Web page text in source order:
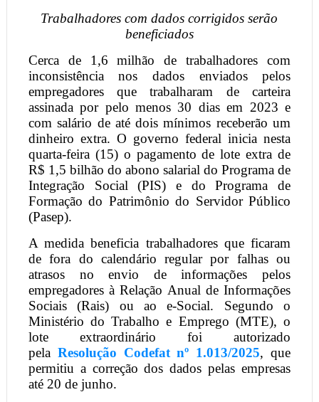
Trabalhadores com dados corrigidos serão
beneficiados
Cerca de 1,6 milhão de trabalhadores com
inconsistência nos dados enviados pelos
empregadores que trabalharam de carteira
assinada por pelo menos 30 dias em 2023 e
com salário de até dois mínimos receberão um
dinheiro extra. O governo federal inicia nesta
quarta-feira (15) o pagamento de lote extra de
R$ 1,5 bilhão do abono salarial do Programa de
Integração Social (PIS) e do Programa de
Formação do Patrimônio do Servidor Público
(Pasep).
A medida beneficia trabalhadores que ficaram
de fora do calendário regular por falhas ou
atrasos no envio de informações pelos
empregadores à Relação Anual de Informações
Sociais (Rais) ou ao e-Social. Segundo o
Ministério do Trabalho e Emprego (MTE), o
lote extraordinário foi autorizado
pela Resolução Codefat nº 1.013/2025, que
permitiu a correção dos dados pelas empresas
até 20 de junho.